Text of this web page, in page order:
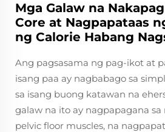
Mga Galaw na
Core at Nagpapataas
ng Calorie Habang
Ang pagsasama ng pag-ikot at
isang paa ay nagbabago sa
sa isang buong katawan na
galaw na ito ay nagpapagana
pelvic floor muscles, na